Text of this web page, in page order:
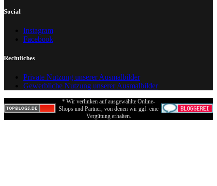
Social
Instagram
Facebook
Rechtliches
Private Nutzung unserer Ausmalbilder
Gewerbliche Nutzung unserer Ausmalbilder
* Wir verlinken auf ausgewählte Online-
Shops und Partner, von denen wir ggf. eine
Vergütung erhalten.